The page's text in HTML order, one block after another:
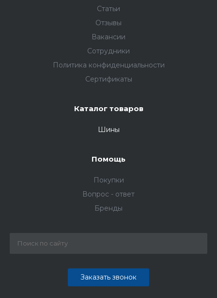
Статьи
Отзывы
Вакансии
Сотрудники
Политика конфиденциальности
Сертификаты
Каталог товаров
Шины
Помощь
Покупки
Вопрос - ответ
Бренды
Заказать звонок